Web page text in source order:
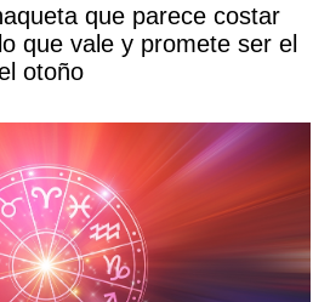
que parece costar
que vale y promete ser el
otoño